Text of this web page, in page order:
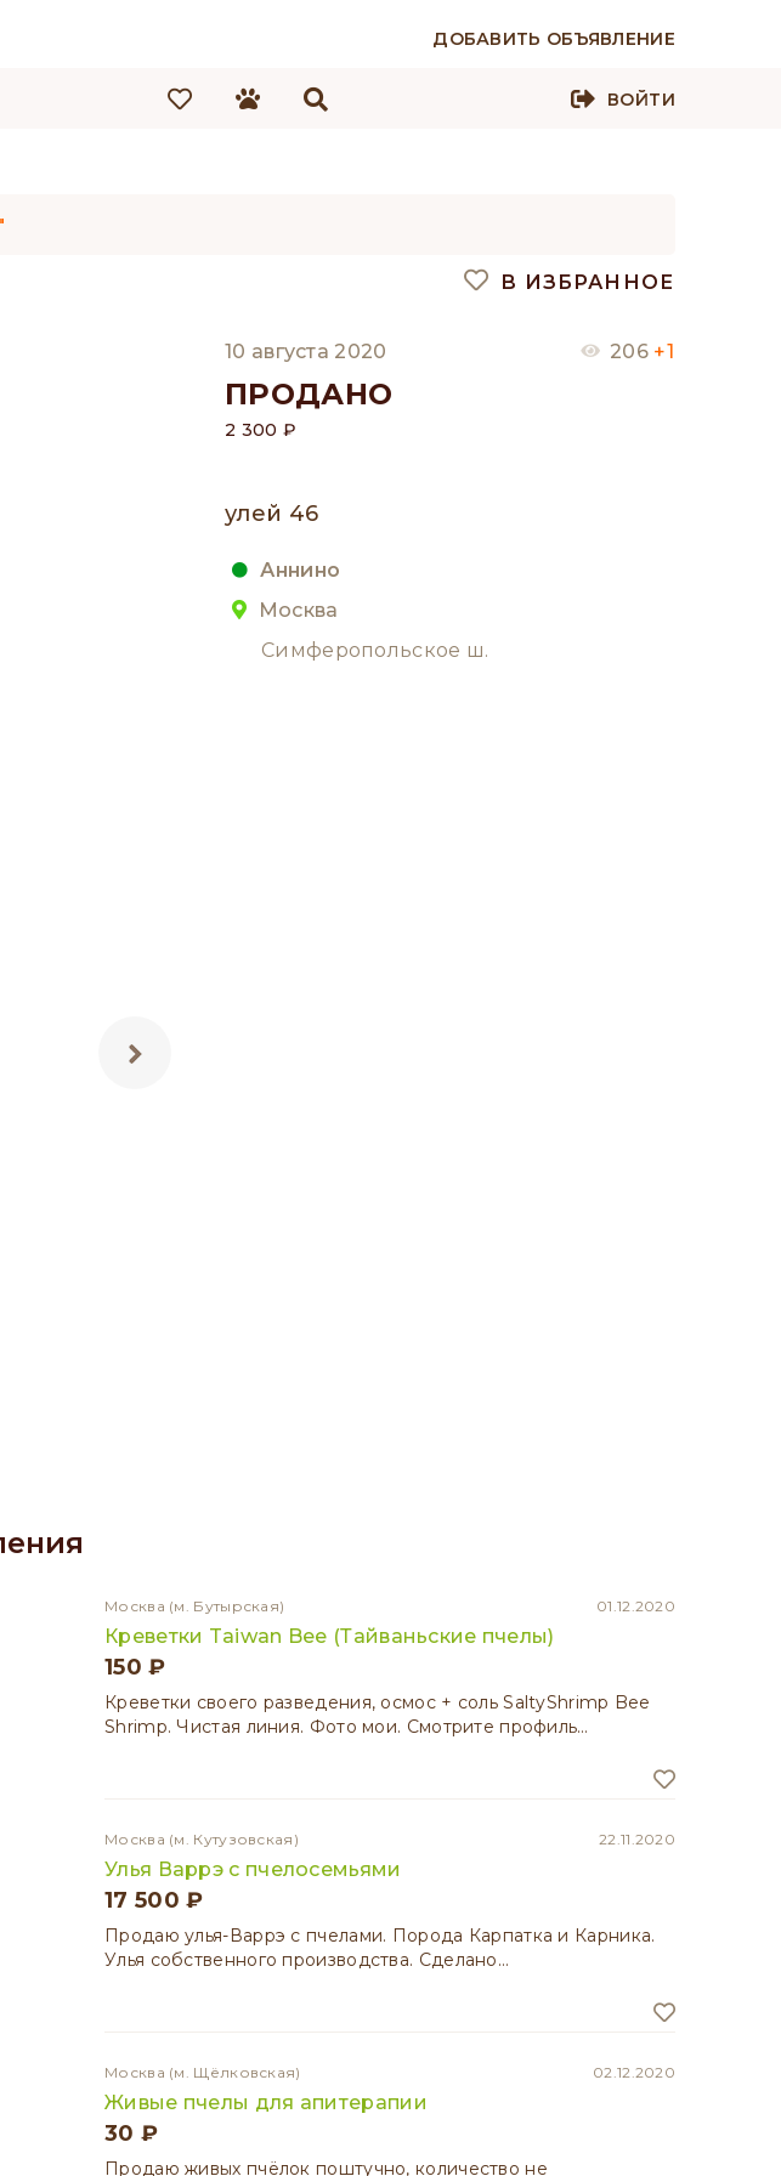
ДОБАВИТЬ ОБЪЯВЛЕНИЕ
ВОЙТИ
В ИЗБРАННОЕ
10 августа 2020 206 +1
ПРОДАНО
2 300 ₽
улей 46
Аннино
Москва
Симферопольское ш.
Москва (м. Бутырская) 01.12.2020
Креветки Taiwan Bee (Тайваньские пчелы)
150 ₽
Креветки своего разведения, осмос + соль SaltyShrimp Bee
Shrimp. Чистая линия. Фото мои. Смотрите профиль…
Москва (м. Кутузовская) 22.11.2020
Улья Варрэ с пчелосемьями
17 500 ₽
Продаю улья-Варрэ с пчелами. Порода Карпатка и Карника.
Улья собственного производства. Сделано…
Москва (м. Щёлковская) 02.12.2020
Живые пчелы для апитерапии
30 ₽
Продаю живых пчёлок поштучно, количество не